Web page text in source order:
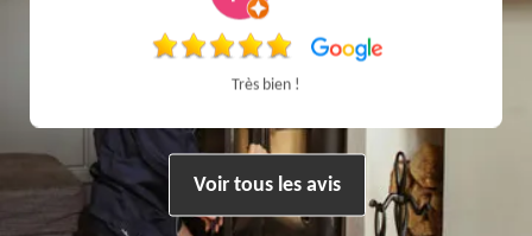
Très bien !
Voir tous les avis